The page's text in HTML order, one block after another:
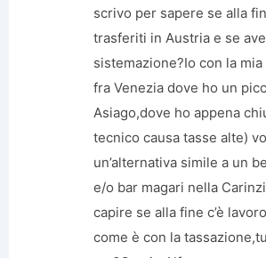
scrivo per sapere se alla
trasferiti in Austria e se
sistemazione?Io con la
fra Venezia dove ho un
Asiago,dove ho appena
tecnico causa tasse alte)
un’alternativa simile a un
e/o bar magari nella
capire se alla fine c’è
come è con la